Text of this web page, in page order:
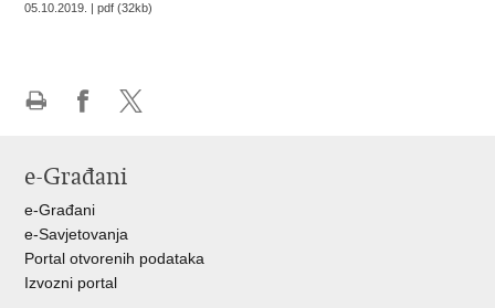
05.10.2019. | pdf (32kb)
Facebooku
X-
e-Građani
e-Građani
e-Savjetovanja
Portal otvorenih podataka
Izvozni portal